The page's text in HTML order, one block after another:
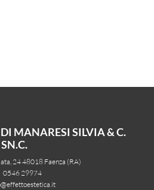
MANARESI SILVIA & C.
SN.C.
24 48018 Faenza (RA)
0546 29974